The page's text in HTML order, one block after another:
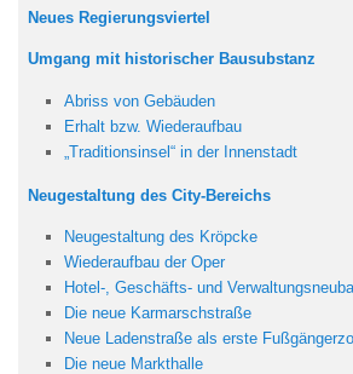
Neues Regierungsviertel
Umgang mit historischer Bausubstanz
Abriss von Gebäuden
Erhalt bzw. Wiederaufbau
„Traditionsinsel“ in der Innenstadt
Neugestaltung des City-Bereichs
Neugestaltung des Kröpcke
Wiederaufbau der Oper
Hotel-, Geschäfts- und
Die neue Karmarschstraße
Neue Ladenstraße als erste
Die neue Markthalle